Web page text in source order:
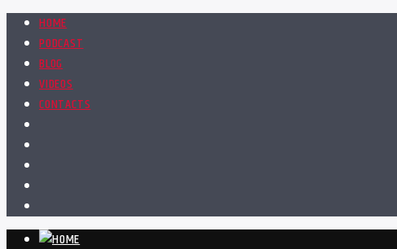
HOME
PODCAST
BLOG
VIDEOS
CONTACTS